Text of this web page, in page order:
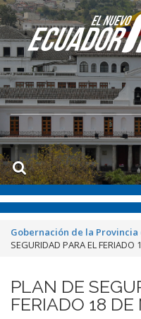
Gobernación de la Provincia
SEGURIDAD PARA EL FERIADO
PLAN DE
FERIADO 18